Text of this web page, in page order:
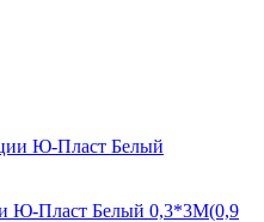
Ю-Пласт Белый 0,3*3М(0,9